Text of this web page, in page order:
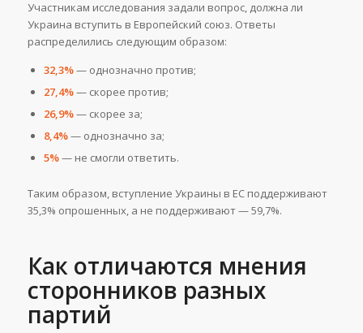
Участникам исследования задали вопрос, должна ли
Украина вступить в Европейский союз. Ответы
распределились следующим образом:
32,3%— однозначно против;
27,4%— скорее против;
26,9%— скорее за;
8,4%— однозначно за;
5%— не смогли ответить.
Таким образом, вступление Украины в ЕС поддерживают
35,3% опрошенных, а не поддерживают — 59,7%.
Как отличаются мнения
сторонников разных
партий